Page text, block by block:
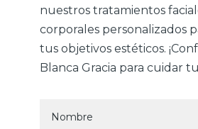
nuestros tratamientos
corporales personalizados
tus objetivos estéticos.
Blanca Gracia para cuidar